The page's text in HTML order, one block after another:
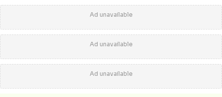
Ad unavailable
Ad unavailable
Ad unavailable